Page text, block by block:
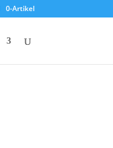
0-Artikel